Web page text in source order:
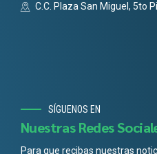
C.C. Plaza San Miguel, 5to
SÍGUENOS EN
Nuestras Redes
Para que recibas nuestras